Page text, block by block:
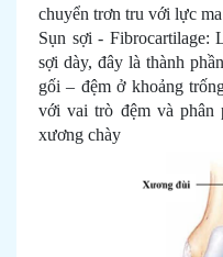
chuyển trơn tru với lực
Sụn sợi - Fibrocartilage:
sợi dày, đây là thành
gối – đệm ở khoảng
với vai trò đệm và phân
xương chày